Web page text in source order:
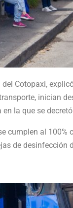
Cotopaxi,
inician
la que se
cumplen al 100%
de desinfección